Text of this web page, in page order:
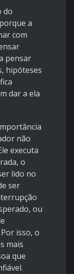
do
a
com
pensar
hipóteses
dar a ela
não
executa
o
lido no
ser
ou
isso, o
mais
que